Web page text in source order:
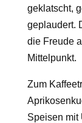
geklatscht,
geplaudert.
die Freude
Mittelpunkt.
Zum
Speisen mit